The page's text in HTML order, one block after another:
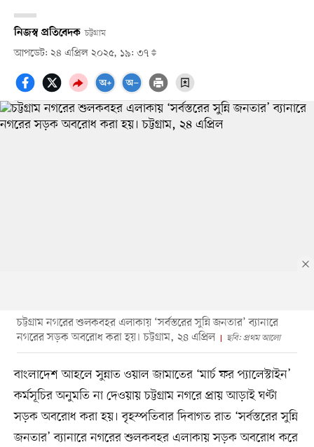
নিজস্ব প্রতিবেদক চট্টগ্রাম
আপডেট: ২৪ এপ্রিল ২০২৫, ১৯: ৩৭
চট্টগ্রাম নগরের শুলকবহর এলাকায় ‘সর্বস্তরের সুন্নি জনতার’ ব্যানারে
নগরের সড়ক অবরোধ করা হয়। চট্টগ্রাম, ২৪ এপ্রিল
ছবি: প্রথম আলো
বাংলাদেশ আহলে সুন্নাত ওয়াল জামাতের ‘মার্চ ফর প্যালেস্টাইন’
কর্মসূচির অনুমতি না দেওয়ায় চট্টগ্রাম নগরে প্রায় আড়াই ঘণ্টা
সড়ক অবরোধ করা হয়। বৃহস্পতিবার দিবাগত রাত ‘সর্বস্তরের সুন্নি
জনতার’ ব্যানারে নগরের শুলকবহর এলাকায় সড়ক অবরোধ করে